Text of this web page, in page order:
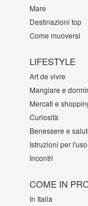
Mare
Destinazioni top
Come muoversi
LIFESTYLE
Art de vivre
Mangiare e
Mercati e
Curiosità
Benessere e
Istruzioni per l'uso
Incontri
COME IN
In Italia